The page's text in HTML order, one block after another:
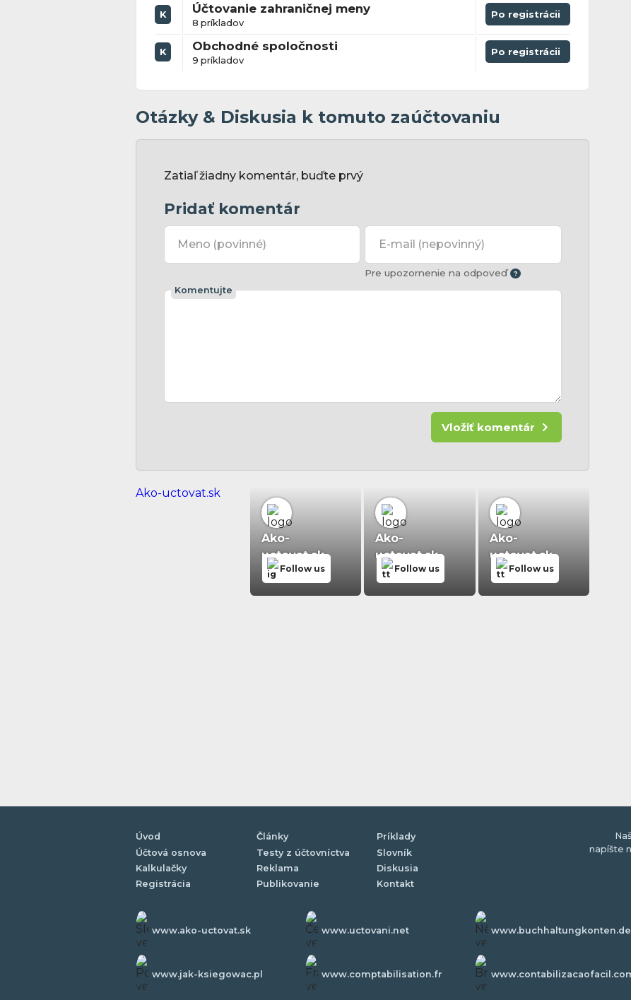
K Účtovanie zahraničnej meny
8 príkladov
Po registrácii
K Obchodné spoločnosti
9 príkladov
Po registrácii
Otázky & Diskusia k tomuto zaúčtovaniu
Zatiaľ žiadny komentár, buďte prvý
Pridať komentár
Meno (povinné) E-mail (nepovinný)
Pre upozornenie na odpoveď
Komentujte
Vložiť komentár
Ako-uctovat.sk
Ako-
uctovat.sk
Follow us
Ako-
uctovat.sk
Follow us
Ako-
uctovat.sk
Follow us
Úvod Články
Príklady
Účtová osnova
Testy z účtovníctva
Slovník
Kalkulačky
Reklama
Diskusia
Registrácia
Publikovanie Kontakt
napíšte
www.ako-uctovat.sk www.uctovani.net www.buchhaltungkonten.de
www.jak-ksiegowac.pl www.comptabilisation.fr